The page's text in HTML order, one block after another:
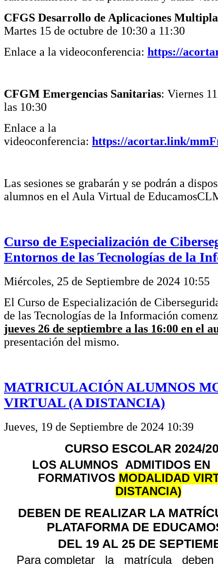
CFGS Desarrollo de Aplicaciones
Martes 15 de octubre de 10:30 a 11:30
Enlace a la videoconferencia: https://
CFGM Emergencias Sanitarias: Viernes
las 10:30
Enlace a la
videoconferencia: https://acortar.link/
Las sesiones se grabarán y se podrán a
alumnos en el Aula Virtual de
Curso de Especialización de
Entornos de las Tecnologías de la
Miércoles, 25 de Septiembre de 2024 10:55
El Curso de Especialización de
de las Tecnologías de la Información
jueves 26 de septiembre a las 16:00 en el
presentación del mismo.
MATRICULACIÓN ALUMNOS
VIRTUAL (A DISTANCIA)
Jueves, 19 de Septiembre de 2024 10:39
CURSO ESCOLAR 2024/
LOS ALUMNOS ADMITIDOS
FORMATIVOS MODALIDAD
DISTANCIA)
DEBEN DE REALIZAR LA
PLATAFORMA DE
DEL 19 AL 25 DE
Para completar la matrícula